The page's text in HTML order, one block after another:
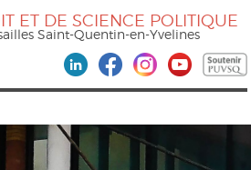
ET DE SCIENCE POLITIQUE
Saint-Quentin-en-Yvelines